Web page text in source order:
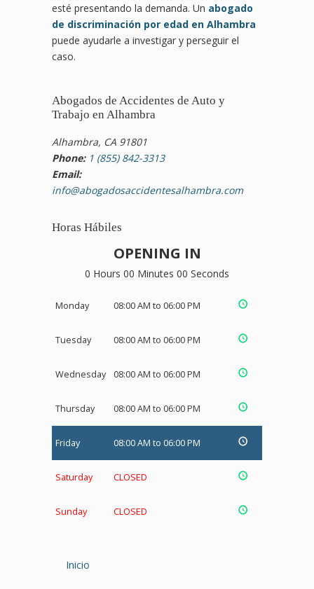
esté presentando la demanda. Un abogado
de discriminación por edad en Alhambra
puede ayudarle a investigar y perseguir el
caso.
Abogados de Accidentes de Auto y
Trabajo en Alhambra
Alhambra, CA 91801
Phone: 1 (855) 842-3313
Email:
info@abogadosaccidentesalhambra.com
Horas Hábiles
OPENING IN
0 Hours 00 Minutes 00 Seconds
Monday 08:00 AM to 06:00 PM
Tuesday 08:00 AM to 06:00 PM
Wednesday 08:00 AM to 06:00 PM
Thursday 08:00 AM to 06:00 PM
Friday 08:00 AM to 06:00 PM
Saturday CLOSED
Sunday CLOSED
Inicio